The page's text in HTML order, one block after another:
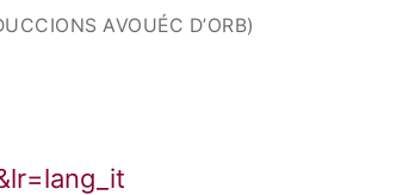
AVOUÉC D’ORB)